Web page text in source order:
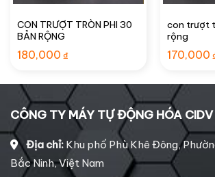
CON TRƯỢT TRÒN PHI 30
BẢN RỘNG
180,000 ₫
con trượt
rộng
170,000
CÔNG TY MÁY TỰ ĐỘNG HÓA
Địa chỉ: Khu phố Phù Khê Đông,
Bắc Ninh, Việt Nam